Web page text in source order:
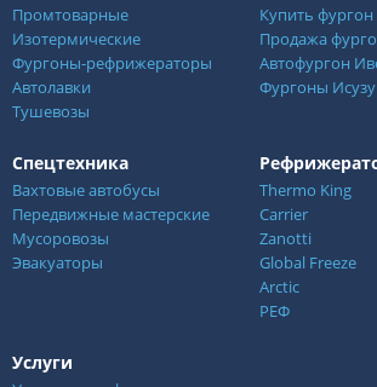
Промтоварные
Изотермические
Фургоны-рефрижераторы
Автолавки
Тушевозы
Купить фургон
Продажа
Автофургон
Фургоны Исузу
Спецтехника
Вахтовые автобусы
Передвижные мастерские
Мусоровозы
Эвакуаторы
Thermo King
Carrier
Zanotti
Global Freeze
Arctic
РЕФ
Услуги